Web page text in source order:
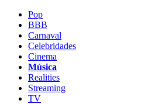
Pop
BBB
Carnaval
Celebridades
Cinema
Música
Realities
Streaming
TV